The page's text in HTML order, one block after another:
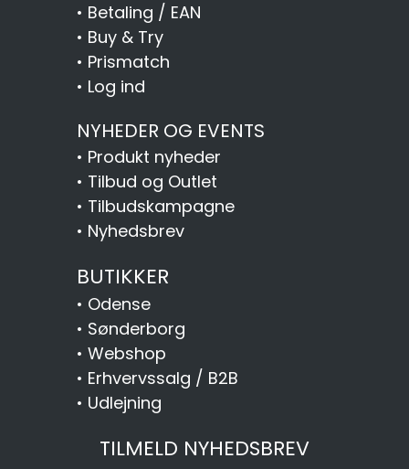
• Betaling / EAN
• Buy & Try
• Prismatch
• Log ind
NYHEDER OG EVENTS
• Produkt nyheder
• Tilbud og Outlet
• Tilbudskampagne
• Nyhedsbrev
BUTIKKER
• Odense
• Sønderborg
• Webshop
• Erhvervssalg / B2B
• Udlejning
TILMELD NYHEDSBREV